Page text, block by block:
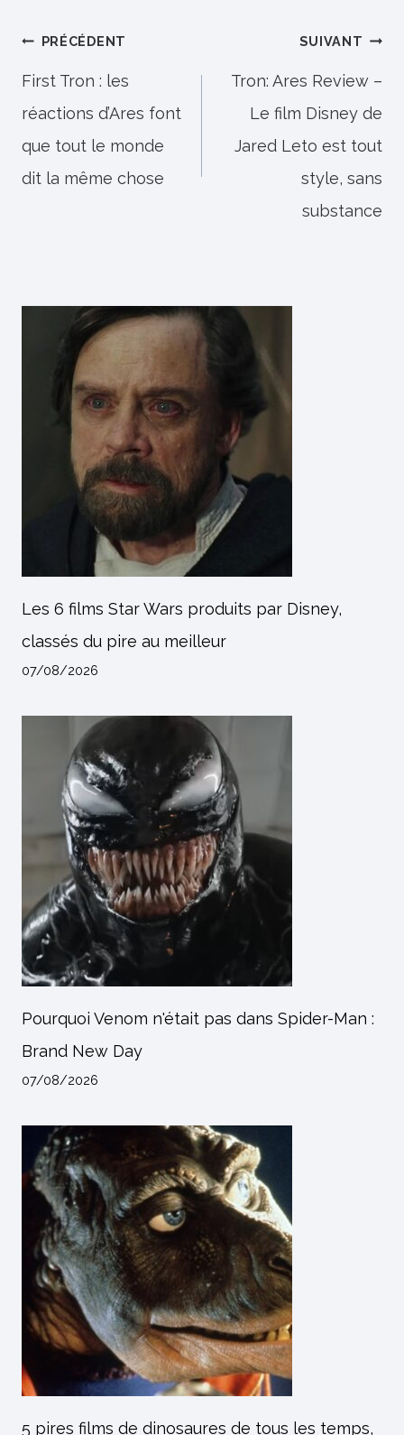
Navigation
de
l’article
PRÉCÉDENT
First Tron : les
réactions d’Ares font
que tout le monde
dit la même chose
SUIVANT
Tron: Ares Review –
Le film Disney de
Jared Leto est tout
style, sans
substance
Les 6 films Star Wars produits par Disney,
classés du pire au meilleur
07/08/2026
Pourquoi Venom n'était pas dans Spider-Man :
Brand New Day
07/08/2026
5 pires films de dinosaures de tous les temps,